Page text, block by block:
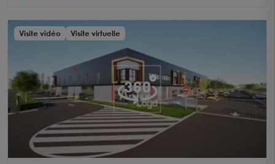
Visite vidéo Visite virtuelle